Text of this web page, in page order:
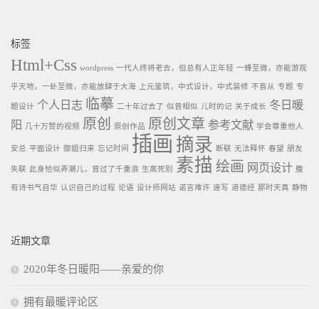
标签
Html+Css wordpress 一代人终将老去，但总有人正年轻 一蜂至微，亦能游观
乎天地，一虲至微，亦能放肆于大海 上元鉴筑，中式设计，中式装修 不盲从 专题 专
题设计 个人日志 临摹 二十年过去了 似曾相似 儿时的记 关于成长 冬日暖
阳
几十万赞的视频 原创 原创作品 原创文章 参考文献 学会尊重他人
安总 平面设计 御姐归来 忘记时间 插画 摘录 断联 无法释怀 春望 朋友
失联 此身恰似弄潮儿，曾过了千重浪 生离死别 素描 绘画 网页设计 腹
有诗书气自华 认识自己的过程 论语 设计师网站 诺言难许 速写 道德经 那时天真 静物
近期文章
2020年冬日暖阳——亲爱的你
拥有最暖评论区